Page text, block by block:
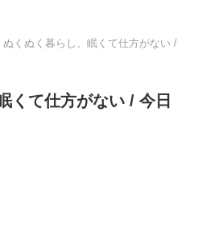
ぬくぬく暮らし、眠くて仕方がない /
くて仕方がない / 今日